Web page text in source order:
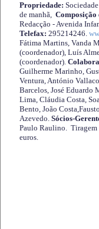
Propriedade:
de manhã, Composição
Redacção - Avenida
Telefax: 295214246.
Fátima Martins, Vanda
(coordenador), Luís
(coordenador).
Guilherme Marinho,
Ventura, António
Barcelos, José Eduardo
Lima, Cláudia Costa,
Bento, João
Azevedo. Sócios-
Paulo Raulino. Tiragem
euros.